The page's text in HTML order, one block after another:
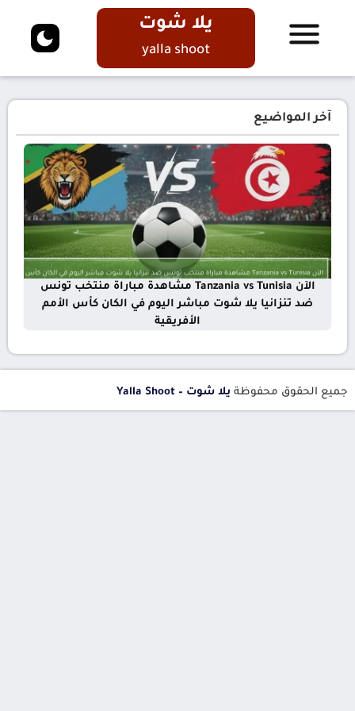
يلا شوت
yalla shoot
آخر المواضيع
الآن Tanzania vs Tunisia مشاهدة مباراة منتخب تونس
ضد تنزانيا يلا شوت مباشر اليوم في الكان كأس الأمم
الأفريقية
جميع الحقوق محفوظة يلا شوت – Yalla Shoot